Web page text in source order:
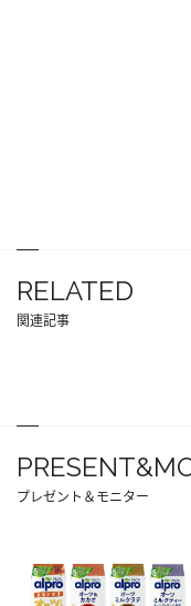
RELATED
関連記事
プレゼント＆モニター